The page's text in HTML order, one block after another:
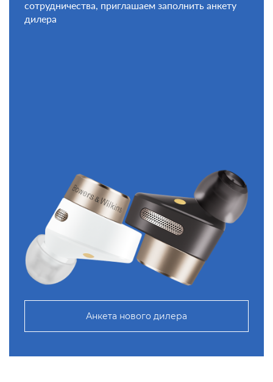
сотрудничества, приглашаем заполнить анкету
дилера
Анкета нового дилера